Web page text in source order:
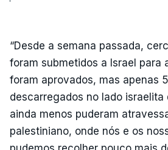
“Desde a semana passada,
foram submetidos a Israel para
foram aprovados, mas apenas
descarregados no lado israelita
ainda menos puderam
palestiniano, onde nós e os